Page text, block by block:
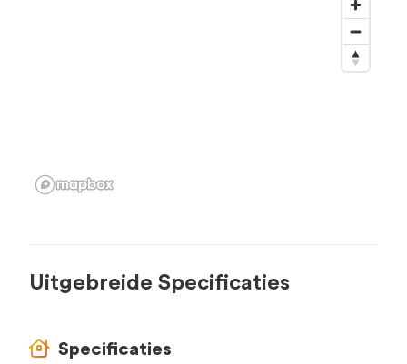
Uitgebreide Specificaties
Specificaties